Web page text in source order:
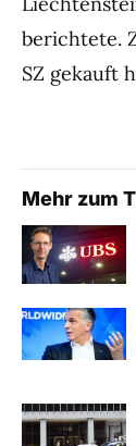
berichtete.
SZ gekauft
Mehr zum